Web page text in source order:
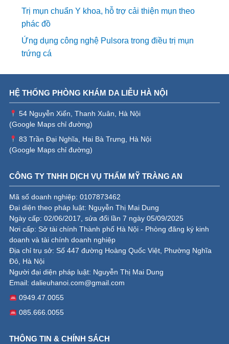
Trị mụn chuẩn Y khoa, hỗ trợ cải thiện mụn theo
phác đồ
Ứng dụng công nghệ Pulsora trong điều trị mụn
trứng cá
HỆ THỐNG PHÒNG KHÁM DA LIỄU HÀ NỘI
54 Nguyễn Xiển, Thanh Xuân, Hà Nội
(Google Maps chỉ đường)
83 Trần Đại Nghĩa, Hai Bà Trưng, Hà Nội
(Google Maps chỉ đường)
CÔNG TY TNHH DỊCH VỤ THẨM MỸ TRÀNG AN
Mã số doanh nghiệp: 0107873462
Đại diện theo pháp luật: Nguyễn Thị Mai Dung
Ngày cấp: 02/06/2017, sửa đổi lần 7 ngày 05/09/2025
Nơi cấp: Sở tài chính Thành phố Hà Nội - Phòng đăng ký kinh
doanh và tài chính doanh nghiệp
Địa chỉ trụ sở: Số 447 đường Hoàng Quốc Việt, Phường Nghĩa
Đô, Hà Nội
Người đại diện pháp luật: Nguyễn Thị Mai Dung
Email: dalieuhanoi.com@gmail.com
0949.47.0055
085.666.0055
THÔNG TIN & CHÍNH SÁCH